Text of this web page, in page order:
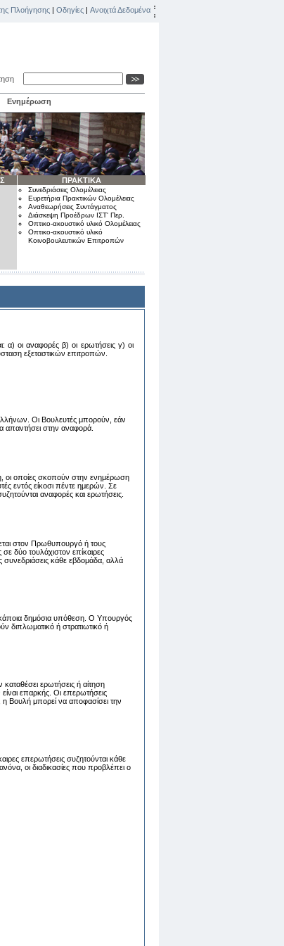
Πλοήγησης | Οδηγίες | Ανοιχτά Δεδομένα
Ενημέρωση
ΠΡΑΚΤΙΚΑ
Συνεδριάσεις Ολομέλειας
Ευρετήρια Πρακτικών Ολομέλειας
Αναθεωρήσεις Συντάγματος
Διάσκεψη Προέδρων ΙΣΤ' Περ.
Οπτικο-ακουστικό υλικό Ολομέλειας
Οπτικο-ακουστικό υλικό
Κοινοβουλευτικών Επιτροπών
α) oι αναφoρές β) oι ερωτήσεις γ) oι
εξεταστικών επιτροπών.
Οι Βουλευτές μπορούν, εάν
απαντήσει στην αναφορά.
οι οποίες σκοπούν στην ενημέρωση
εντός είκοσι πέντε ημερών. Σε
αναφορές και ερωτήσεις.
στον Πρωθυπουργό ή τους
δύο τουλάχιστον επίκαιρες
συνεδριάσεις κάθε εβδομάδα, αλλά
δημόσια υπόθεση. Ο Υπουργός
διπλωματικό ή στρατιωτικό ή
ερωτήσεις ή αίτηση
επαρκής. Οι επερωτήσεις
Βουλή μπορεί να αποφασίσει την
επερωτήσεις συζητούνται κάθε
οι διαδικασίες που προβλέπει ο